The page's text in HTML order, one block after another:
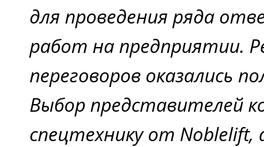
для проведения ряда
работ на предприятии.
переговоров оказались
Выбор представителей
спецтехнику от Noblelift,